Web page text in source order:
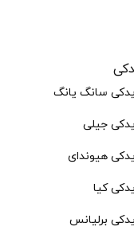
یدکی سانگ یانگ
یدکی جیلی
یدکی هیوندای
کیا
یدکی برلیانس